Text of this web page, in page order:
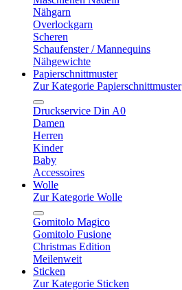
Nähgarn
Overlockgarn
Scheren
Schaufenster / Mannequins
Nähgewichte
Papierschnittmuster
Zur Kategorie Papierschnittmuster
Druckservice Din A0
Damen
Herren
Kinder
Baby
Accessoires
Wolle
Zur Kategorie Wolle
Gomitolo Magico
Gomitolo Fusione
Christmas Edition
Meilenweit
Sticken
Zur Kategorie Sticken